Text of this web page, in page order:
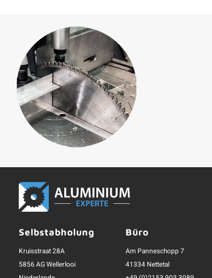
Selbstabholung
Kruisstraat 28A
5856 AG Wellerlooi
Büro
Am Panneschopp 7
41334 Nettetal